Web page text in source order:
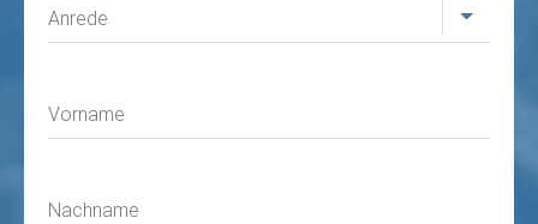
Anrede
Vorname
Nachname